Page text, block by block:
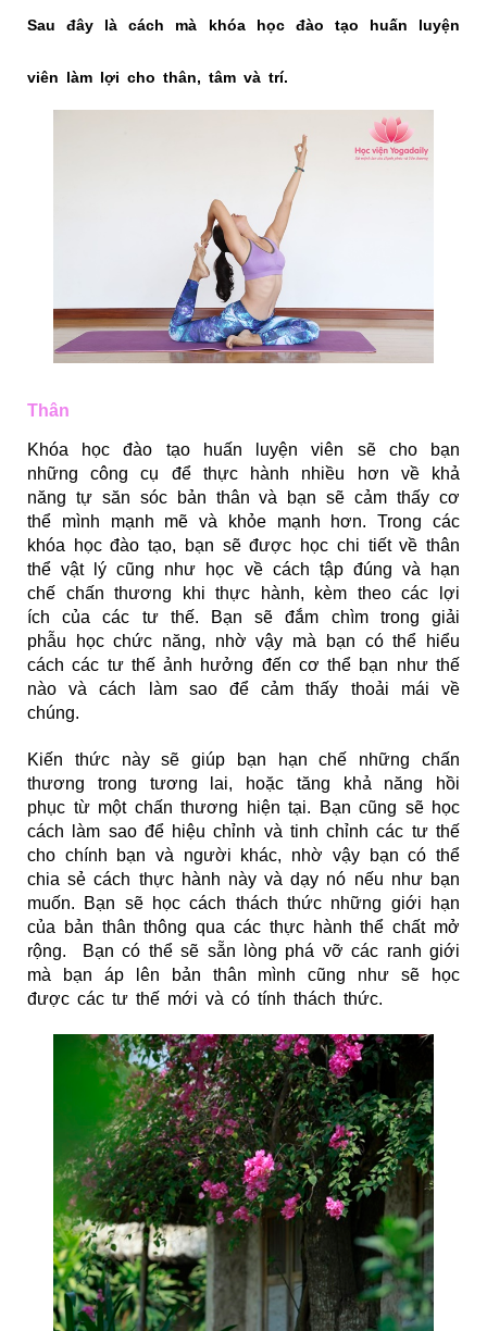
Sau đây là cách mà khóa học đào tạo huấn luyện
viên làm lợi cho thân, tâm và trí.
Thân
Khóa học đào tạo huấn luyện viên sẽ cho bạn
những công cụ để thực hành nhiều hơn về khả
năng tự săn sóc bản thân và bạn sẽ cảm thấy cơ
thể mình mạnh mẽ và khỏe mạnh hơn. Trong các
khóa học đào tạo, bạn sẽ được học chi tiết về thân
thể vật lý cũng như học về cách tập đúng và hạn
chế chấn thương khi thực hành, kèm theo các lợi
ích của các tư thế. Bạn sẽ đắm chìm trong giải
phẫu học chức năng, nhờ vậy mà bạn có thể hiểu
cách các tư thế ảnh hưởng đến cơ thể bạn như thế
nào và cách làm sao để cảm thấy thoải mái về
chúng.
Kiến thức này sẽ giúp bạn hạn chế những chấn
thương trong tương lai, hoặc tăng khả năng hồi
phục từ một chấn thương hiện tại. Bạn cũng sẽ học
cách làm sao để hiệu chỉnh và tinh chỉnh các tư thế
cho chính bạn và người khác, nhờ vậy bạn có thể
chia sẻ cách thực hành này và dạy nó nếu như bạn
muốn. Bạn sẽ học cách thách thức những giới hạn
của bản thân thông qua các thực hành thể chất mở
rộng. Bạn có thể sẽ sẵn lòng phá vỡ các ranh giới
mà bạn áp lên bản thân mình cũng như sẽ học
được các tư thế mới và có tính thách thức.